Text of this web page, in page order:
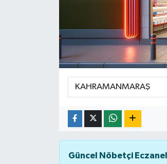
Güncel Nöbetçi